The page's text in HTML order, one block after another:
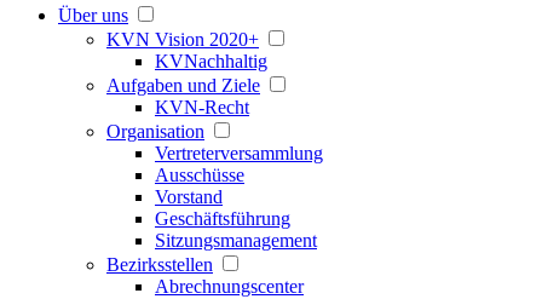
Über uns
KVN Vision 2020+
KVNachhaltig
Aufgaben und Ziele
KVN-Recht
Organisation
Vertreterversammlung
Ausschüsse
Vorstand
Geschäftsführung
Sitzungsmanagement
Bezirksstellen
Abrechnungscenter